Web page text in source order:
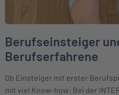
Berufseinsteiger
Berufserfahrene
Ob Einsteiger mit erster
mit viel Know-how: Bei der